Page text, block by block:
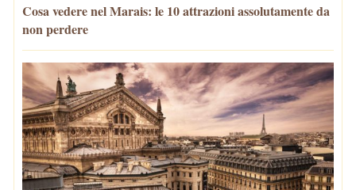
Cosa vedere nel Marais: le 10 attrazioni assolutamente da
non perdere